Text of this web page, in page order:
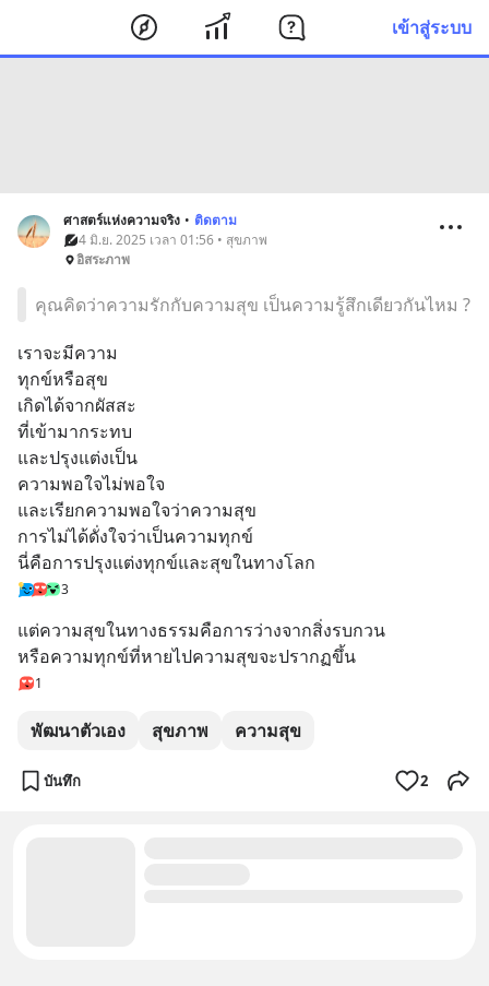
เข้าสู่ระบบ
ศาสตร์แห่งความจริง • ติดตาม
4 มิ.ย. 2025 เวลา 01:56 • สุขภาพ
อิสระภาพ
คุณคิดว่าความรักกับความสุข เป็นความรู้สึกเดียวกันไหม ?
เราจะมีความ
ทุกข์หรือสุข
เกิดได้จากผัสสะ
ที่เข้ามากระทบ
และปรุงแต่งเป็น
ความพอใจไม่พอใจ
และเรียกความพอใจว่าความสุข
การไม่ได้ดั่งใจว่าเป็นความทุกข์
นี่คือการปรุงแต่งทุกข์และสุขในทางโลก
3
แต่ความสุขในทางธรรมคือการว่างจากสิ่งรบกวน
หรือความทุกข์ที่หายไปความสุขจะปรากฏขึ้น
1
พัฒนาตัวเอง สุขภาพ ความสุข
บันทึก 2